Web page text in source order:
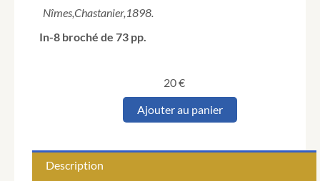
Nîmes,Chastanier,1898.
In-8 broché de 73 pp.
20€
quantitéAjouter au panier
Description